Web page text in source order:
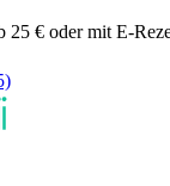
25 € oder mit E-